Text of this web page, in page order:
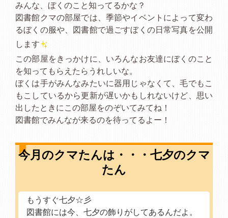
みんな、ぼくのこと知ってるかな？
図書館クマの部屋では、季節やイベントによって変わ
るぼくの服や、図書館で過ごすぼくの日常写真を公開
します
この部屋をきっかけに、いろんなお友達にぼくのこと
を知ってもらえたらうれしいな。
ぼくは手がみんなみたいに器用じゃなくて、毛でもこ
もこしているから更新が遅いかもしれないけど、思い
出したときにこの部屋をのぞいてみてね！
図書館でみんなが来るのを待ってるよー！
今月のクマたんは・・・七夕のクマ
たん
もうすぐ七夕☆彡
図書館には今、七夕の飾りがしてあるんだよ。